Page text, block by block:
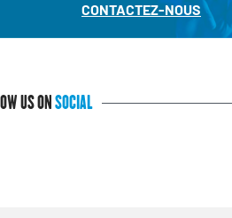
CONTACTEZ-NOUS
US ONSOCIAL